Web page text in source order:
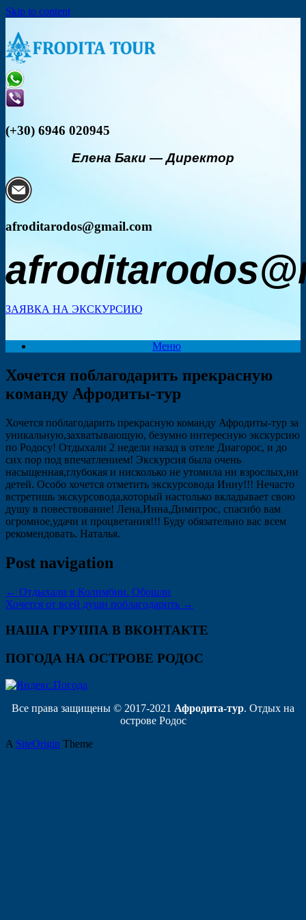
Skip to content
(+30) 6946 020945
Елена Баки —Директор
afroditarodos@gmail.com
ЗАЯВКА НА ЭКСКУРСИЮ
Меню
Хочется поблагодарить прекрасную
команду Афродиты-тур
Хочется поблагодарить прекрасную команду Афродиты-тур за
уникальную,захватывающую, безумно интересную экскурсию
по Родосу! Отдыхали 2 недели назад в отеле Диагорос, и до
сих пор под впечатлением! Экскурсия была очень
насыщенная,глубокая и нисколько не утомила ни взрослых,ни
детей. Особо хочется отметить экскурсовода Инну!!! Нечасто
встретишь экскурсовода,который настолько вкладывает свою
душу в повествование! Лена,Инна,Димитрос, спасибо вам
огромное,удачи и процветания!!! Буду обязательно вас всем
рекомендовать. Наталья.
Post navigation
← Отдыхали в Колимбии. Обошли
Хочется от всей души поблагодарить →
НАША ГРУППА В ВКОНТАКТЕ
ПОГОДА НА ОСТРОВЕ РОДОС
Все права защищены © 2017-2021 Афродита-тур. Отдых на
острове Родос
A SiteOrigin Theme